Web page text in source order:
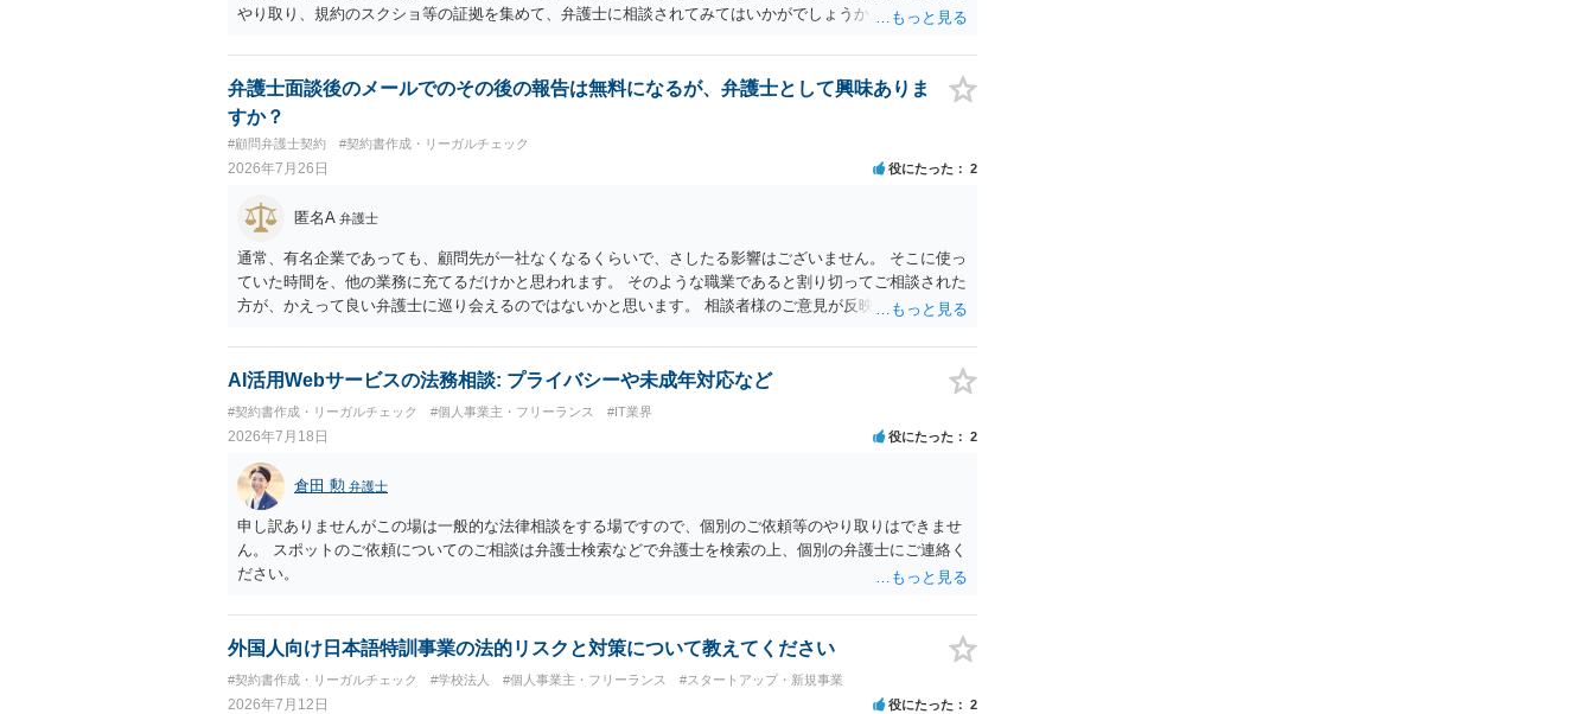
やり取り、規約のスクショ等の証拠を集めて、弁護士に相談されてみてはいかがでしょうか。 また同時並
弁護士面談後のメールでのその後の報告は無料になるが、弁護士として興味ありま
すか？
#顧問弁護士契約 #契約書作成・リーガルチェック
2026年7月26日 役にたった 2
匿名A 弁護士
通常、有名企業であっても、顧問先が一社なくなるくらいで、さしたる影響はございません。 そこに使っ
ていた時間を、他の業務に充てるだけかと思われます。 そのような職業であると割り切ってご相談された
方が、かえって良い弁護士に巡り会えるのではないかと思います。 相談者様のご意見が反映されること
AI活用Webサービスの法務相談: プライバシーや未成年対応など
#契約書作成・リーガルチェック #個人事業主・フリーランス #IT業界
2026年7月18日 役にたった 2
倉田 勲 弁護士
申し訳ありませんがこの場は一般的な法律相談をする場ですので、個別のご依頼等のやり取りはできませ
ん。 スポットのご依頼についてのご相談は弁護士検索などで弁護士を検索の上、個別の弁護士にご連絡く
ださい。
外国人向け日本語特訓事業の法的リスクと対策について教えてください
#契約書作成・リーガルチェック #学校法人 #個人事業主・フリーランス #スタートアップ・新規事業
2026年7月12日 役にたった 2